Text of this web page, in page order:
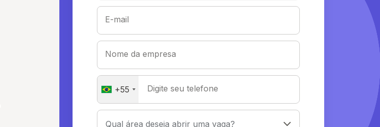
E-mail
Nome da empresa
+55 Digite seu telefone